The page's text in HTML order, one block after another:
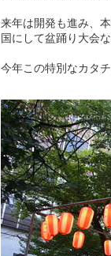
来年は開発も進み、
国にして盆踊り大会
今年この特別なカタ